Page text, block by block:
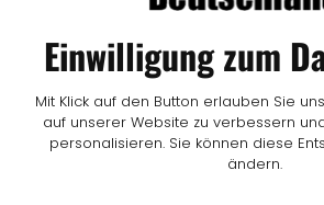
Einwilligung zum
Mit Klick auf den Button erlauben Sie
auf unserer Website zu verbessern
personalisieren. Sie können diese
ändern.